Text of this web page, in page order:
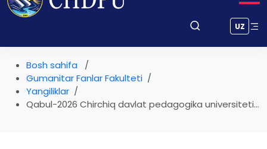
UZ
Bosh sahifa
Gumanitar Fanlar Fakulteti
Yangiliklar
Qabul-2026 Chirchiq davlat pedagogika universiteti...